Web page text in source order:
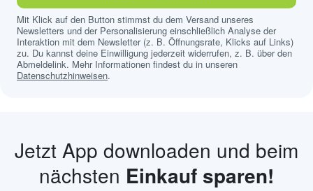
Mit Klick auf den Button stimmst du dem Versand unseres
Newsletters und der Personalisierung einschließlich Analyse der
Interaktion mit dem Newsletter (z. B. Öffnungsrate, Klicks auf Links)
zu. Du kannst deine Einwilligung jederzeit widerrufen, z. B. über den
Abmeldelink. Mehr Informationen findest du in unseren
Datenschutzhinweisen.
Jetzt App downloaden und beim
nächsten Einkauf sparen!